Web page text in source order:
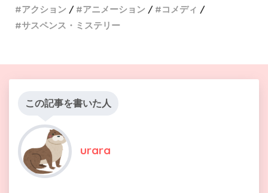
アクション
アニメーション
コメディ
サスペンス・ミステリー
この記事を書いた人
urara